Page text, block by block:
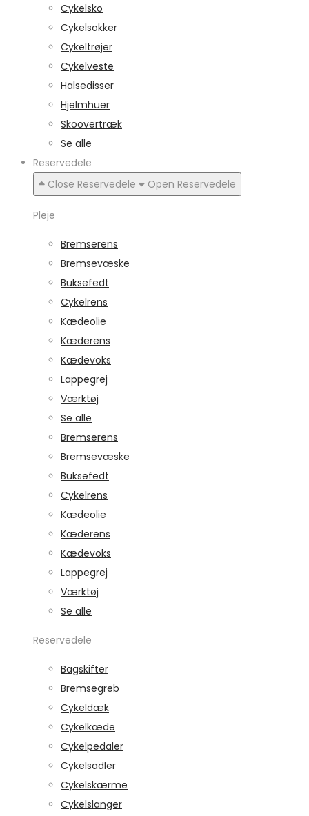
Cykelsko
Cykelsokker
Cykeltrøjer
Cykelveste
Halsedisser
Hjelmhuer
Skoovertræk
Se alle
Reservedele
Close Reservedele
Open Reservedele
Pleje
Bremserens
Bremsevæske
Buksefedt
Cykelrens
Kædeolie
Kæderens
Kædevoks
Lappegrej
Værktøj
Se alle
Bremserens
Bremsevæske
Buksefedt
Cykelrens
Kædeolie
Kæderens
Kædevoks
Lappegrej
Værktøj
Se alle
Reservedele
Bagskifter
Bremsegreb
Cykeldæk
Cykelkæde
Cykelpedaler
Cykelsadler
Cykelskærme
Cykelslanger